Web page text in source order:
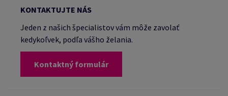
KONTAKTUJTE NÁS
Jeden z našich špecialistov vám môže zavolať
kedykoľvek, podľa vášho želania.
Kontaktný formulár